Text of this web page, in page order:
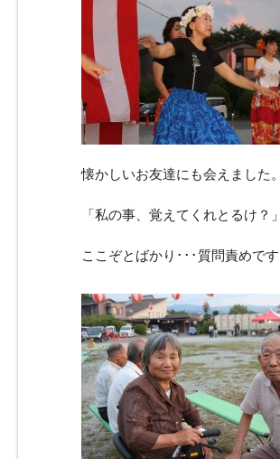
懐かしいお友達にも会えました。
「私の事、覚えてくれとるけ
ここぞとばかり･･･質問責めです